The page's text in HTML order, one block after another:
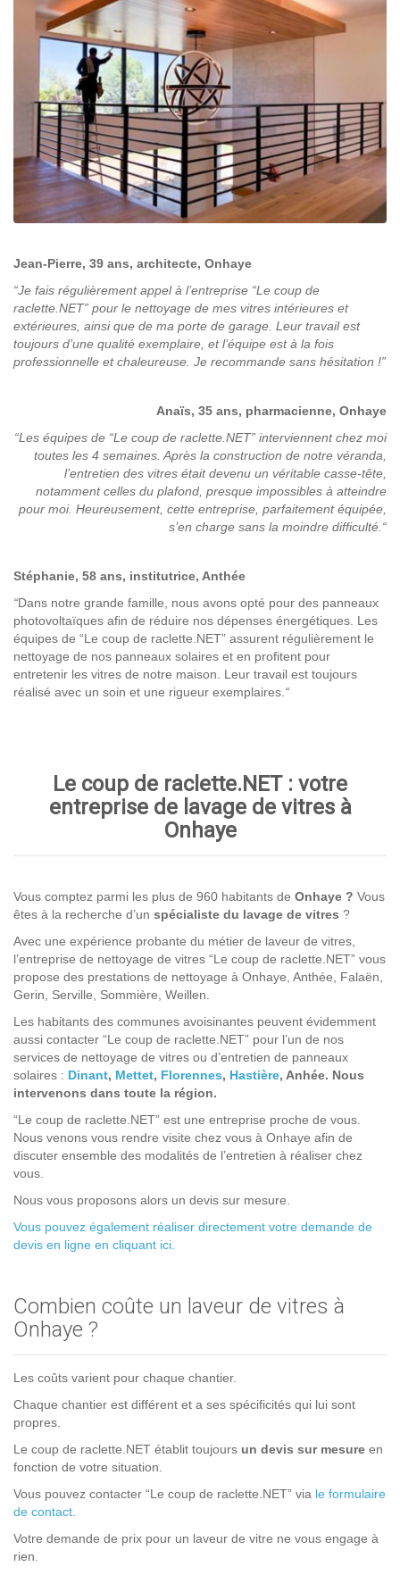
Jean-Pierre, 39 ans, architecte, Onhaye
“Je fais régulièrement appel à l’entreprise “Le coup de
raclette.NET” pour le nettoyage de mes vitres intérieures et
extérieures, ainsi que de ma porte de garage. Leur travail est
toujours d’une qualité exemplaire, et l’équipe est à la fois
professionnelle et chaleureuse. Je recommande sans hésitation !”
Anaïs, 35 ans, pharmacienne, Onhaye
“Les équipes de “Le coup de raclette.NET” interviennent chez moi
toutes les 4 semaines. Après la construction de notre véranda,
l’entretien des vitres était devenu un véritable casse-tête,
notamment celles du plafond, presque impossibles à atteindre
pour moi. Heureusement, cette entreprise, parfaitement équipée,
s’en charge sans la moindre difficulté.“
Stéphanie, 58 ans, institutrice, Anthée
“Dans notre grande famille, nous avons opté pour des panneaux
photovoltaïques afin de réduire nos dépenses énergétiques. Les
équipes de “Le coup de raclette.NET” assurent régulièrement le
nettoyage de nos panneaux solaires et en profitent pour
entretenir les vitres de notre maison. Leur travail est toujours
réalisé avec un soin et une rigueur exemplaires.“
Le coup de raclette.NET : votre
entreprise de lavage de vitres à
Onhaye
Vous comptez parmi les plus de 960 habitants de Onhaye ? Vous
êtes à la recherche d’un spécialiste du lavage de vitres ?
Avec une expérience probante du métier de laveur de vitres,
l’entreprise de nettoyage de vitres “Le coup de raclette.NET” vous
propose des prestations de nettoyage à Onhaye, Anthée, Falaën,
Gerin, Serville, Sommière, Weillen.
Les habitants des communes avoisinantes peuvent évidemment
aussi contacter “Le coup de raclette.NET” pour l’un de nos
services de nettoyage de vitres ou d’entretien de panneaux
solaires : Dinant, Mettet, Florennes, Hastière, Anhée. Nous
intervenons dans toute la région.
“Le coup de raclette.NET” est une entreprise proche de vous.
Nous venons vous rendre visite chez vous à Onhaye afin de
discuter ensemble des modalités de l’entretien à réaliser chez
vous.
Nous vous proposons alors un devis sur mesure.
Vous pouvez également réaliser directement votre demande de
devis en ligne en cliquant ici.
Combien coûte un laveur de vitres à
Onhaye ?
Les coûts varient pour chaque chantier.
Chaque chantier est différent et a ses spécificités qui lui sont
propres.
Le coup de raclette.NET établit toujours un devis sur mesure en
fonction de votre situation.
Vous pouvez contacter “Le coup de raclette.NET” via le formulaire
de contact.
Votre demande de prix pour un laveur de vitre ne vous engage à
rien.